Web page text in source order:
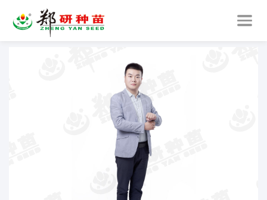
公司简介 营销团队